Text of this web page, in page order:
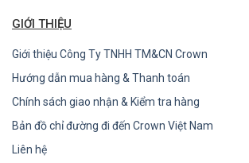
GIỚI THIỆU
Giới thiệu Công Ty TNHH TM&CN Crown
Hướng dẫn mua hàng & Thanh toán
Chính sách giao nhận & Kiểm tra hàng
Bản đồ chỉ đường đi đến Crown Việt Nam
Liên hệ